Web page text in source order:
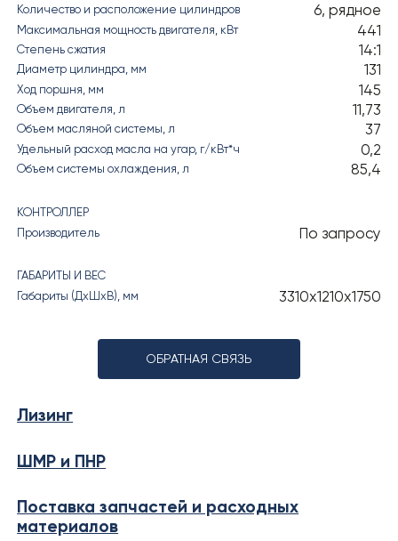
Количество и расположение цилиндров 6, рядное
Максимальная мощность двигателя, кВт 441
Степень сжатия 14:1
Диаметр цилиндра, мм 131
Ход поршня, мм 145
Объем двигателя, л 11,73
Объем масляной системы, л 37
Удельный расход масла на угар, г/кВт*ч 0,2
Объем системы охлаждения, л 85,4
КОНТРОЛЛЕР
Производитель
По запросу
ГАБАРИТЫ И ВЕС
Габариты (ДхШхВ), мм
3310х1210х1750
ОБРАТНАЯ СВЯЗЬ
Лизинг
ШМР и ПНР
Поставка запчастей и расходных
материалов